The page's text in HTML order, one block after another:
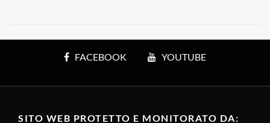
FACEBOOK YOUTUBE
SITO WEB PROTETTO E MONITORATO DA: